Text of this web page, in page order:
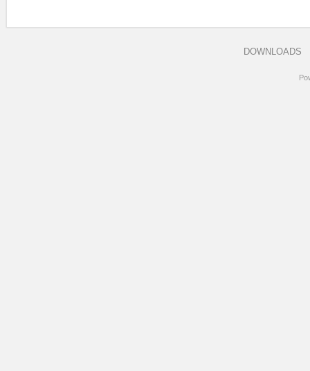
DOWNLOADS